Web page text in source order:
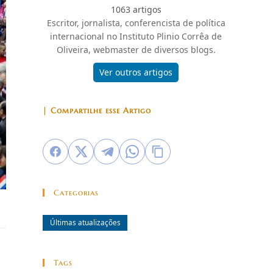
1063 artigos
Escritor, jornalista, conferencista de política
internacional no Instituto Plinio Corrêa de
Oliveira, webmaster de diversos blogs.
Ver outros artigos
| Compartilhe esse Artigo
Categorias
Últimas atualizações
Tags